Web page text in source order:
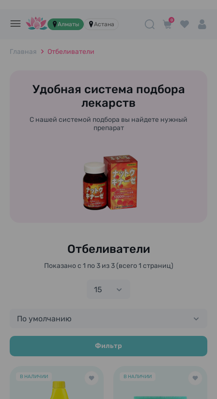
Алматы Астана
0
Главная Отбеливатели
Удобная система подбора
лекарств
С нашей системой подбора вы найдете нужный
препарат
Отбеливатели
Показано с 1 по 3 из 3 (всего 1 страниц)
15
По умолчанию
Фильтр
В НАЛИЧИИ В НАЛИЧИИ